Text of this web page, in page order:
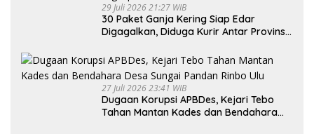
29 Juli 2026 21:27 WIB
30 Paket Ganja Kering Siap Edar
Digagalkan, Diduga Kurir Antar Provinsi
27 Juli 2026 23:41 WIB
Dugaan Korupsi APBDes, Kejari Tebo
Tahan Mantan Kades dan Bendahara